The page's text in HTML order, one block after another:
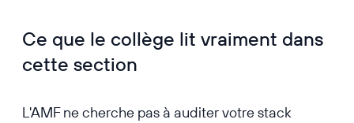
Ce que le collège lit vraiment dans
cette section
L'AMF ne cherche pas à auditer votre stack